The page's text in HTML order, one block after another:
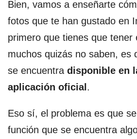
Bien, vamos a enseñarte
fotos que te han gustado en
primero que tienes que tener
muchos quizás no saben, es
se encuentra disponible en
aplicación oficial .
Eso sí, el problema es que
función que se encuentra